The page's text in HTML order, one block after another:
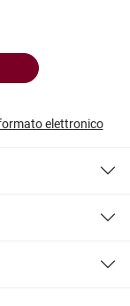
elettronico